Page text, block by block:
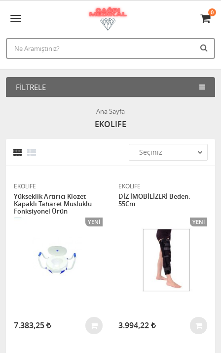
0
FILTRELE
Ana Sayfa
EKOLIFE
EKOLIFE
Yükseklik Artırıcı Klozet
Kapaklı Taharet Musluklu
Fonksiyonel Ürün
YENI
7.383,25
EKOLIFE
DİZ İMOBİLİZERİ Beden:
55Cm
YENI
3.994,22